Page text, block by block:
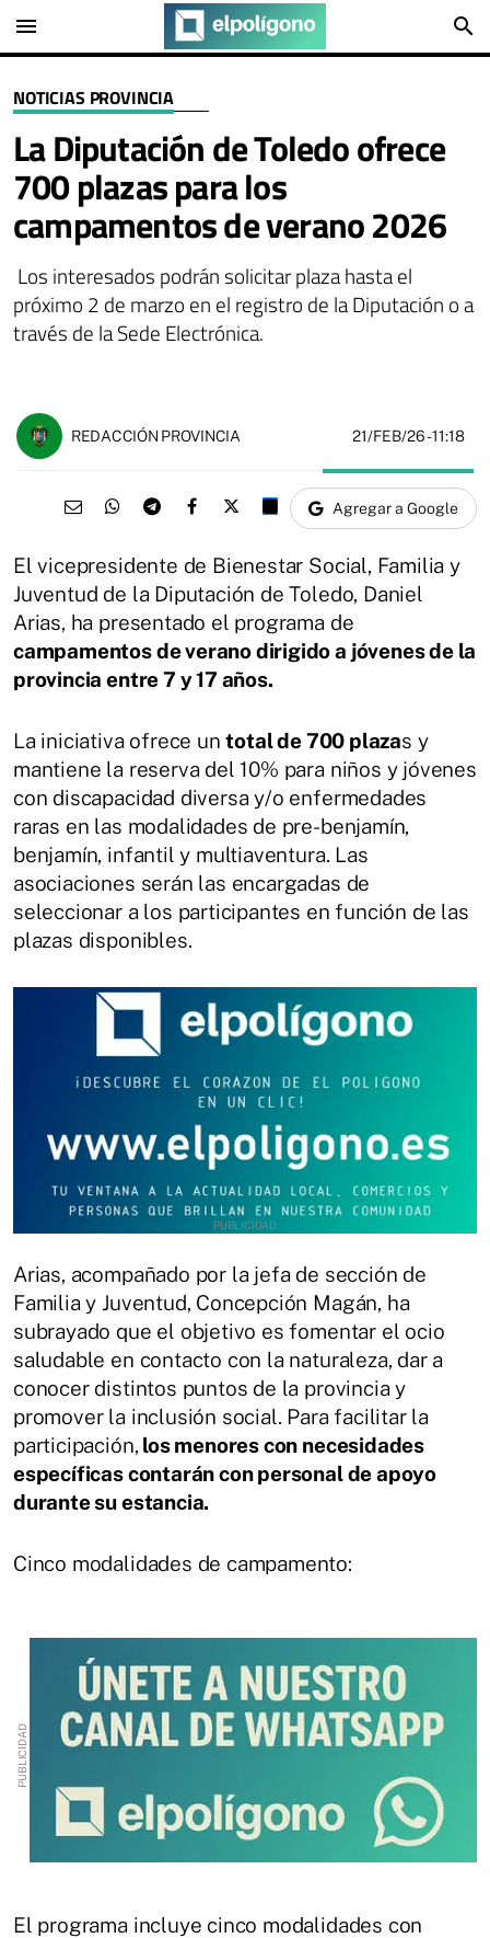
menu search
NOTICIAS PROVINCIA
La Diputación de Toledo ofrece
700 plazas para los
campamentos de verano 2026
Los interesados podrán solicitar plaza hasta el
próximo 2 de marzo en el registro de la Diputación o a
través de la Sede Electrónica.
REDACCIÓN PROVINCIA 21/FEB/26- 11:18
Agregar a Google
El vicepresidente de Bienestar Social, Familia y
Juventud de la Diputación de Toledo, Daniel
Arias, ha presentado el programa de
campamentos de verano dirigido a jóvenes de la
provincia entre 7 y 17 años.
La iniciativa ofrece untotal de 700 plazas y
mantiene la reserva del 10% para niños y jóvenes
con discapacidad diversa y/o enfermedades
raras en las modalidades de pre-benjamín,
benjamín, infantil y multiaventura. Las
asociaciones serán las encargadas de
seleccionar a los participantes en función de las
plazas disponibles.
Arias, acompañado por la jefa de sección de
Familia y Juventud, Concepción Magán, ha
subrayado que el objetivo es fomentar el ocio
saludable en contacto con la naturaleza, dar a
conocer distintos puntos de la provincia y
promover la inclusión social. Para facilitar la
participación, los menores con necesidades
específicas contarán con personal de apoyo
durante su estancia.
Cinco modalidades de campamento:
El programa incluye cinco modalidades con